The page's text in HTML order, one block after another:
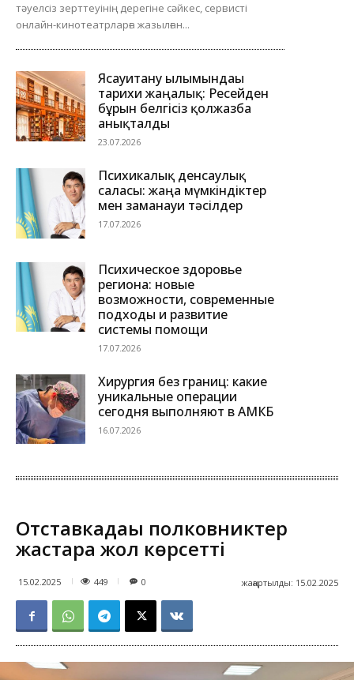
тәуелсіз зерттеуінің дерегіне сәйкес, сервисті
онлайн-кинотеатрларға жазылған...
Ясауитану ғылымындағы
тарихи жаңалық: Ресейден
бұрын белгісіз қолжазба
анықталды
23.07.2026
Психикалық денсаулық
саласы: жаңа мүмкіндіктер
мен заманауи тәсілдер
17.07.2026
Психическое здоровье
региона: новые
возможности, современные
подходы и развитие
системы помощи
17.07.2026
Хирургия без границ: какие
уникальные операции
сегодня выполняют в АМКБ
16.07.2026